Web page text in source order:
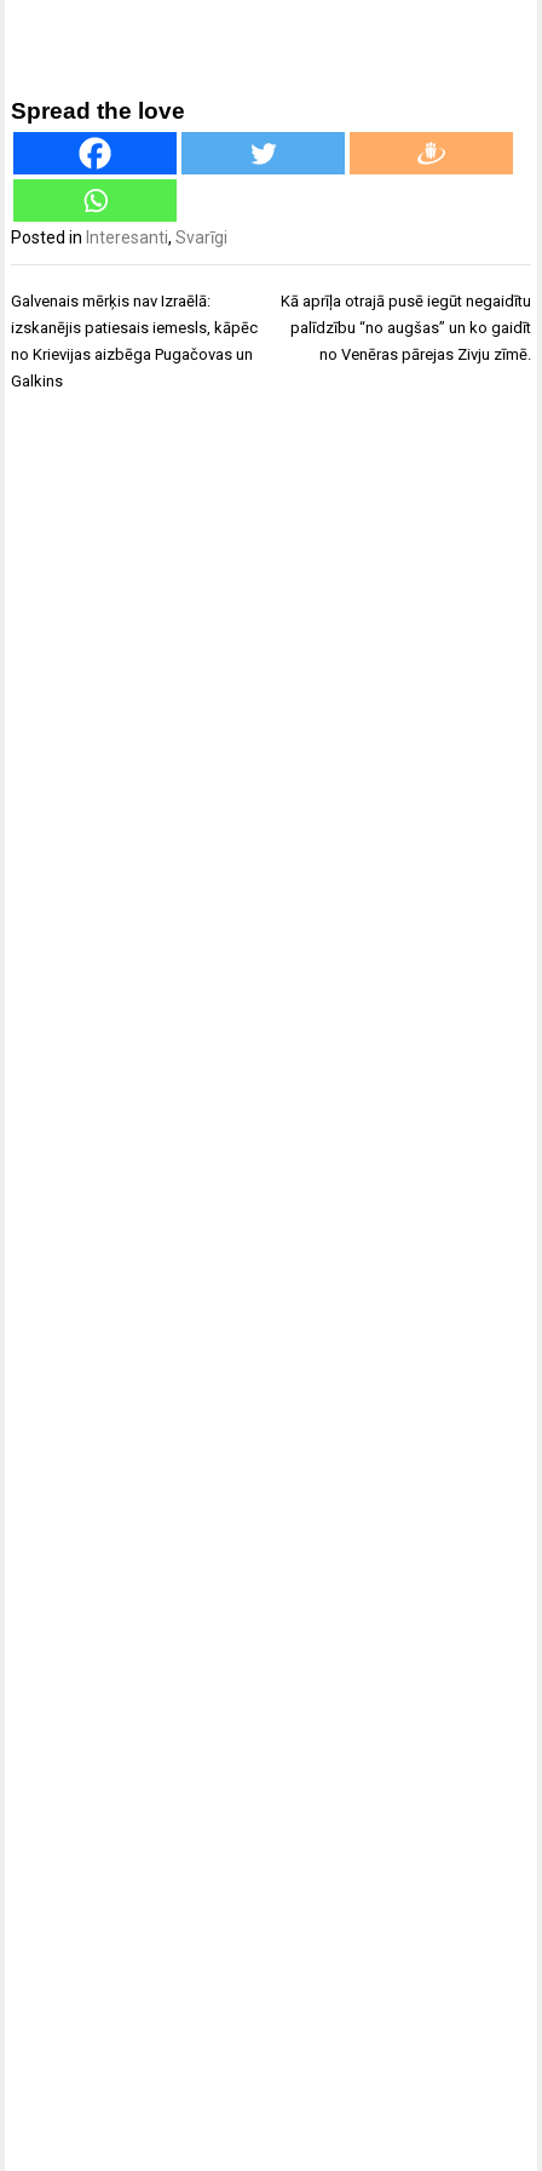
Spread the love
Posted in Interesanti,Svarīgi
Ziņu
izvēlne
Galvenais mērķis nav Izraēlā:
izskanējis patiesais iemesls, kāpēc
no Krievijas aizbēga Pugačovas un
Galkins
Kā aprīļa otrajā pusē iegūt negaidītu
palīdzību “no augšas” un ko gaidīt
no Venēras pārejas Zivju zīmē.